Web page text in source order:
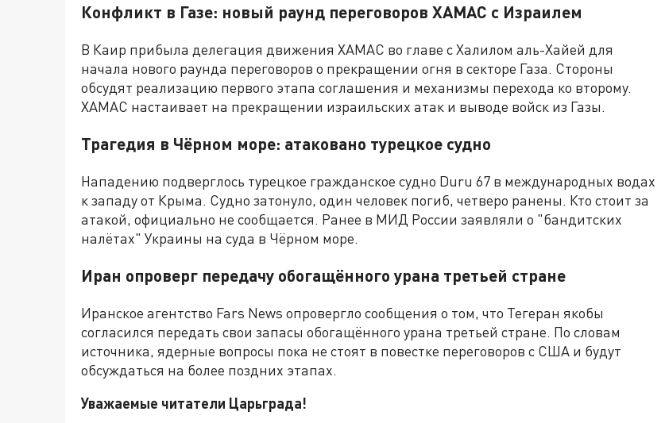
Конфликт в Газе: новый раунд переговоров ХАМАС с Израилем
В Каир прибыла делегация движения ХАМАС во главе с Халилом аль-Хайей для
начала нового раунда переговоров о прекращении огня в секторе Газа. Стороны
обсудят реализацию первого этапа соглашения и механизмы перехода ко второму.
ХАМАС настаивает на прекращении израильских атак и выводе войск из Газы.
Трагедия в Чёрном море: атаковано турецкое судно
Нападению подверглось турецкое гражданское судно Duru 67 в международных водах
к западу от Крыма. Судно затонуло, один человек погиб, четверо ранены. Кто стоит за
атакой, официально не сообщается. Ранее в МИД России заявляли о "бандитских
налётах" Украины на суда в Чёрном море.
Иран опроверг передачу обогащённого урана третьей стране
Иранское агентство Fars News опровергло сообщения о том, что Тегеран якобы
согласился передать свои запасы обогащённого урана третьей стране. По словам
источника, ядерные вопросы пока не стоят в повестке переговоров с США и будут
обсуждаться на более поздних этапах.
Уважаемые читатели Царьграда!